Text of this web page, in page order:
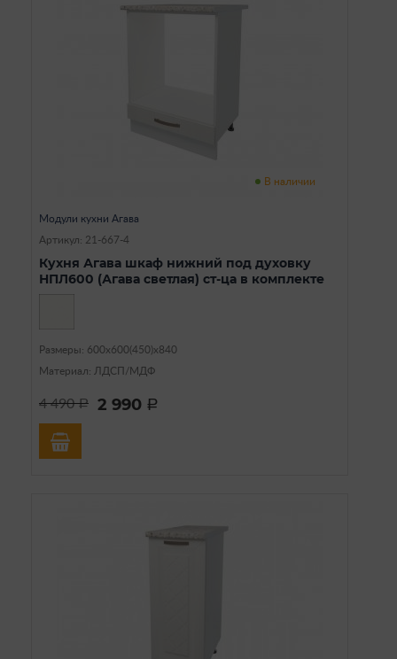
В наличии
Модули кухни Агава
Артикул: 21-667-4
Кухня Агава шкаф нижний под духовку
НПЛ600 (Агава светлая) ст-ца в комплекте
Размеры: 600х600(450)х840
Материал: ЛДСП/МДФ
4 490a 2 990 a